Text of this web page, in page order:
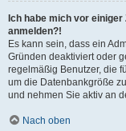
Ich habe mich vor
anmelden?!
Es kann sein, dass ein
Gründen deaktiviert oder
regelmäßig Benutzer, die
um die Datenbankgröße
und nehmen Sie aktiv an
Nach oben